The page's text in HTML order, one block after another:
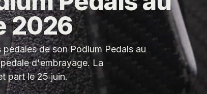
2026
de son Podium Pedals au
d'embrayage. La
part le 25 juin.